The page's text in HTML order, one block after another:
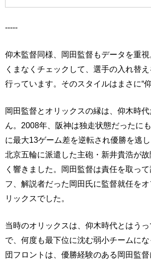
-----
仰木監督同様、岡田監督もデータを重
くまなくチェックして、選手の入れ替
行っています。そのスタイルはまさに“仰
岡田監督とオリックスの縁は、仰木時
ん。2008年、阪神は独走状態だったに
に最大13ゲーム差を逆転され優勝を逃
北京五輪に派遣した主砲・新井貴浩が
く響きました。岡田監督は責任を取っ
フ、解説者だった岡田氏に監督就任を
リックスでした。
当時のオリックスは、仰木時代とはう
で、何度も最下位に沈む弱小チームに
団フロントは、優勝経験のある岡田監